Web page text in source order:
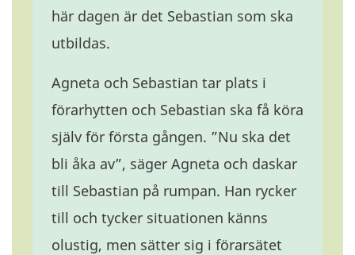
här dagen är det Sebastian som ska
utbildas.
Agneta och Sebastian tar plats i
förarhytten och Sebastian ska få köra
själv för första gången. ”Nu ska det
bli åka av”, säger Agneta och daskar
till Sebastian på rumpan. Han rycker
till och tycker situationen känns
olustig, men sätter sig i förarsätet